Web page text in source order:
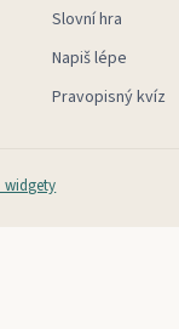
Slovní hra
Napiš lépe
Pravopisný kvíz
widgety